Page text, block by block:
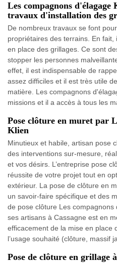
Les compagnons
travaux d'installation des
De nombreux travaux se font
propriétaires des terrains. En
en place des grillages. Ce sont
stopper les personnes
effet, il est indispensable de
assez difficiles et il est très utile
matière. Les compagnons
missions et il a accès à tous les
Pose clôture en muret par
Klien
Minutieux et habile, artisan pose
des interventions sur-mesure,
et vos désirs. L’entreprise pose
réussite de votre projet tout en
extérieur. La pose de clôture en
un savoir-faire spécifique et des
de pose clôture Les
ses artisans à Cassagne est en
efficacement de la mise en place
l’usage souhaité (clôture, massif
Pose de clôture en grillage